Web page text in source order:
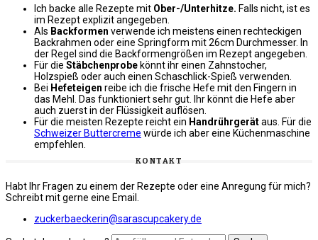
Ich backe alle Rezepte mit Ober-/Unterhitze. Falls nicht, ist es
im Rezept explizit angegeben.
Als Backformen verwende ich meistens einen rechteckigen
Backrahmen oder eine Springform mit 26cm Durchmesser. In
der Regel sind die Backformengrößen im Rezept angegeben.
Für die Stäbchenprobe könnt ihr einen Zahnstocher,
Holzspieß oder auch einen Schaschlick-Spieß verwenden.
Bei Hefeteigen reibe ich die frische Hefe mit den Fingern in
das Mehl. Das funktioniert sehr gut. Ihr könnt die Hefe aber
auch zuerst in der Flüssigkeit auflösen.
Für die meisten Rezepte reicht ein Handrührgerätaus. Für die
Schweizer Buttercreme würde ich aber eine Küchenmaschine
empfehlen.
KONTAKT
Habt Ihr Fragen zu einem der Rezepte oder eine Anregung für mich?
Schreibt mit gerne eine Email.
zuckerbaeckerin@sarascupcakery.de